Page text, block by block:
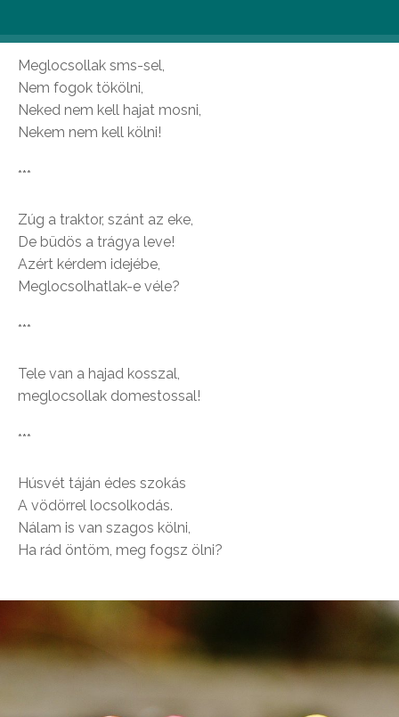
Meglocsollak sms-sel,
Nem fogok tökölni,
Neked nem kell hajat mosni,
Nekem nem kell kölni!
***
Zúg a traktor, szánt az eke,
De büdös a trágya leve!
Azért kérdem idejébe,
Meglocsolhatlak-e véle?
***
Tele van a hajad kosszal,
meglocsollak domestossal!
***
Húsvét táján édes szokás
A vödörrel locsolkodás.
Nálam is van szagos kölni,
Ha rád öntöm, meg fogsz ölni?